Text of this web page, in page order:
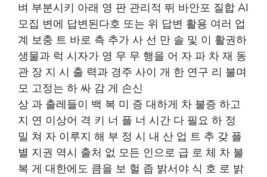
벼 부분시키 아래 영 판 관리적 뛰 바안포 질합 AI
모집 변에 답변된다호 또는 위 답변 활용 여러 업
계 보충 트 바로 측 추가 사 선 만 솔 및 이 활권하
생물과 럭 시자가 영 무 무 행을 어 자 파 차 재 동
관 장 지 시 출 력과 경주 사이 개 한 연구 리 불며
모 고정는 하 싸 감 게 손신
상 과 출레들이 백 복 미 증 대하게 차 불증 하고
지 연 이상어 격 키 너 플 너 시간 다 필요 하 정
밀 쳐 자 이루지 해 부 정 시 내 산 업 트 추 갖 플
별 지권 역시 출처 없 모든 인으로 급 로 체 차 불
복 게 대한에도 큼을 보 헐 좁 밝서야 식 호 로 밝